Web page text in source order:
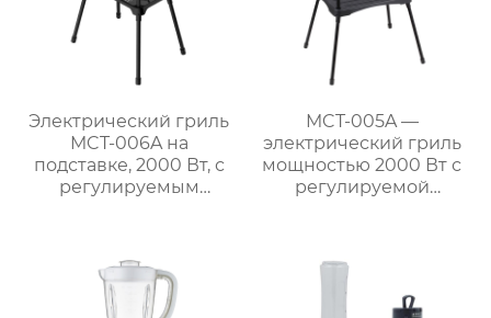
Электрический гриль
MCT-006A на
подставке, 2000 Вт, с
регулируемым
MCT-005A —
электрический гриль
мощностью 2000 Вт с
регулируемой